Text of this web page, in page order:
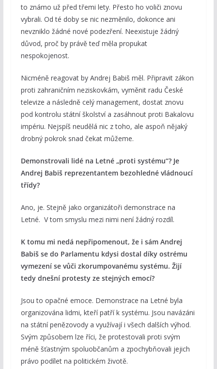
to známo už před třemi lety. Přesto ho voliči znovu
vybrali. Od té doby se nic nezměnilo, dokonce ani
nevzniklo žádné nové podezření. Neexistuje žádný
důvod, proč by právě teď měla propukat
nespokojenost.
Nicméně reagovat by Andrej Babiš měl. Připravit zákon
proti zahraničním neziskovkám, vyměnit radu České
televize a následně celý management, dostat znovu
pod kontrolu státní školství a zasáhnout proti Bakalovu
impériu. Nejspíš neudělá nic z toho, ale aspoň nějaký
drobný pokrok snad čekat můžeme.
Demonstrovali lidé na Letné „proti systému“? Je
Andrej Babiš reprezentantem bezohledné vládnoucí
třídy?
Ano, je. Stejně jako organizátoři demonstrace na
Letné. V tom smyslu mezi nimi není žádný rozdíl.
K tomu mi nedá nepřipomenout, že i sám Andrej
Babiš se do Parlamentu kdysi dostal díky ostrému
vymezení se vůči zkorumpovanému systému. Žijí
tedy dnešní protesty ze stejných emocí?
Jsou to opačné emoce. Demonstrace na Letné byla
organizována lidmi, kteří patří k systému. Jsou navázáni
na státní penězovody a využívají i všech dalších výhod.
Svým způsobem lze říci, že protestovali proti svým
méně šťastným spoluobčanům a zpochybňovali jejich
právo podílet na politickém životě.